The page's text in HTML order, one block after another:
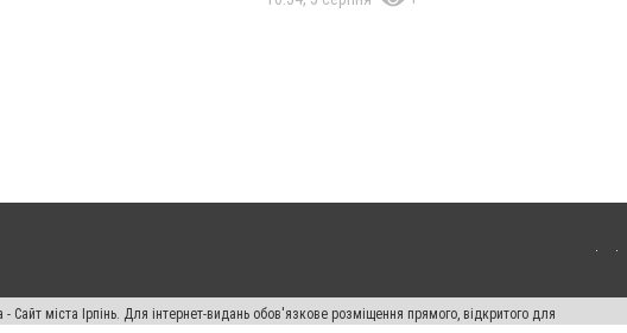
міста Ірпінь. Для інтернет-видань обов'язкове розміщення прямого, відкритого для